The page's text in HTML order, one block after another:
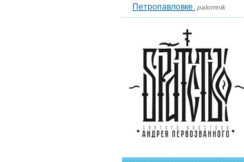
Петропавловке. palomnik